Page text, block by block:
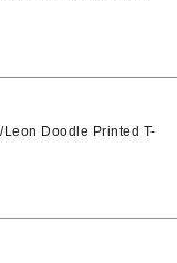
Leon Doodle Printed T-